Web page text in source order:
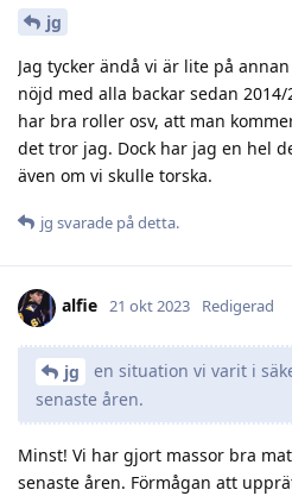
jg
Jag tycker ändå vi är lite på
nöjd med alla backar sedan
har bra roller osv, att man
det tror jag. Dock har jag en hel
även om vi skulle torska.
jg svarade på detta.
alfie 21 okt 2023 Redigerad
jg
en situation vi varit i
senaste åren.
Minst! Vi har gjort massor bra
senaste åren. Förmågan att